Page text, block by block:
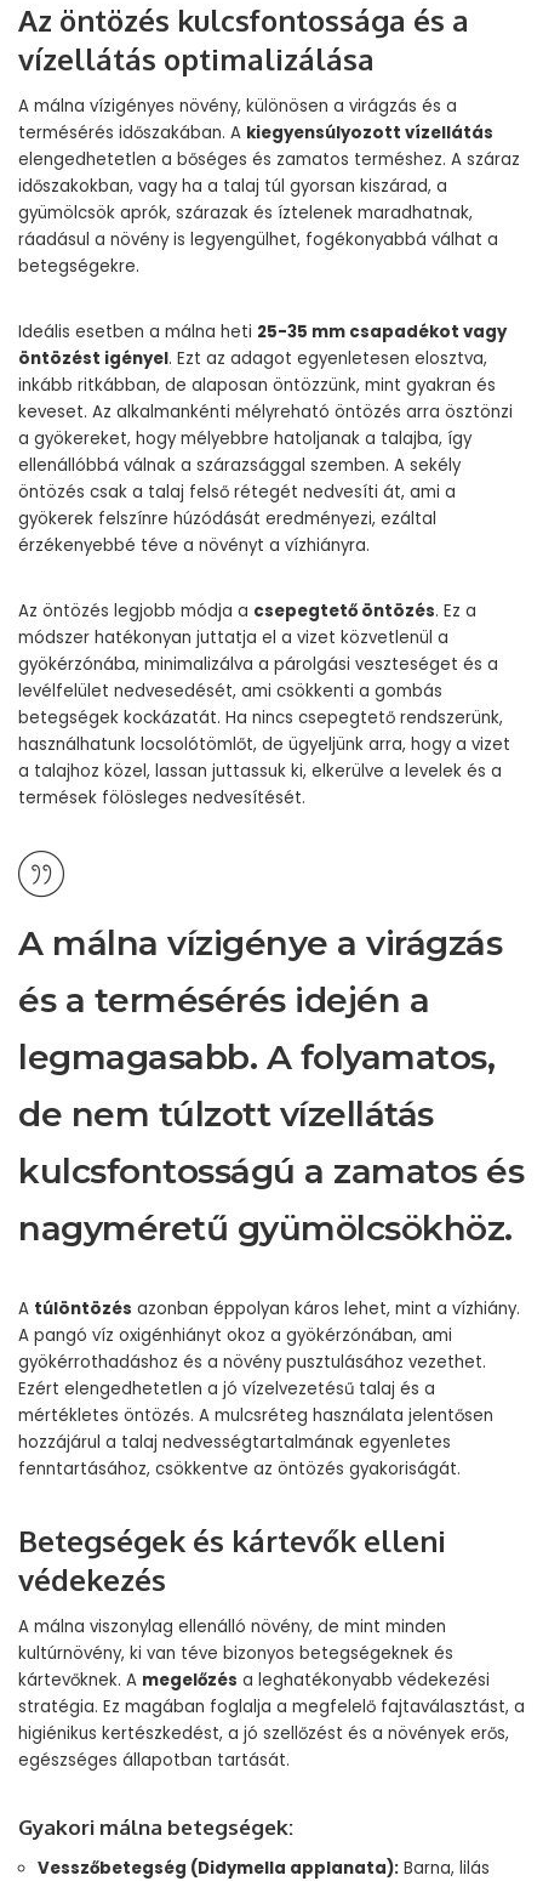
Az öntözés kulcsfontossága és a
vízellátás optimalizálása
A málna vízigényes növény, különösen a virágzás és a
termésérés időszakában. A kiegyensúlyozott vízellátás
elengedhetetlen a bőséges és zamatos terméshez. A száraz
időszakokban, vagy ha a talaj túl gyorsan kiszárad, a
gyümölcsök aprók, szárazak és íztelenek maradhatnak,
ráadásul a növény is legyengülhet, fogékonyabbá válhat a
betegségekre.
Ideális esetben a málna heti 25-35 mm csapadékot vagy
öntözést igényel. Ezt az adagot egyenletesen elosztva,
inkább ritkábban, de alaposan öntözzünk, mint gyakran és
keveset. Az alkalmankénti mélyreható öntözés arra ösztönzi
a gyökereket, hogy mélyebbre hatoljanak a talajba, így
ellenállóbbá válnak a szárazsággal szemben. A sekély
öntözés csak a talaj felső rétegét nedvesíti át, ami a
gyökerek felszínre húzódását eredményezi, ezáltal
érzékenyebbé téve a növényt a vízhiányra.
Az öntözés legjobb módja a csepegtető öntözés. Ez a
módszer hatékonyan juttatja el a vizet közvetlenül a
gyökérzónába, minimalizálva a párolgási veszteséget és a
levélfelület nedvesedését, ami csökkenti a gombás
betegségek kockázatát. Ha nincs csepegtető rendszerünk,
használhatunk locsolótömlőt, de ügyeljünk arra, hogy a vizet
a talajhoz közel, lassan juttassuk ki, elkerülve a levelek és a
termések fölösleges nedvesítését.
A málna vízigénye a virágzás
és a termésérés idején a
legmagasabb. A folyamatos,
de nem túlzott vízellátás
kulcsfontosságú a zamatos és
nagyméretű gyümölcsökhöz.
A túlöntözés azonban éppolyan káros lehet, mint a vízhiány.
A pangó víz oxigénhiányt okoz a gyökérzónában, ami
gyökérrothadáshoz és a növény pusztulásához vezethet.
Ezért elengedhetetlen a jó vízelvezetésű talaj és a
mértékletes öntözés. A mulcsréteg használata jelentősen
hozzájárul a talaj nedvességtartalmának egyenletes
fenntartásához, csökkentve az öntözés gyakoriságát.
Betegségek és kártevők elleni
védekezés
A málna viszonylag ellenálló növény, de mint minden
kultúrnövény, ki van téve bizonyos betegségeknek és
kártevőknek. A megelőzés a leghatékonyabb védekezési
stratégia. Ez magában foglalja a megfelelő fajtaválasztást, a
higiénikus kertészkedést, a jó szellőzést és a növények erős,
egészséges állapotban tartását.
Gyakori málna betegségek:
Vesszőbetegség (Didymella applanata): Barna, lilás